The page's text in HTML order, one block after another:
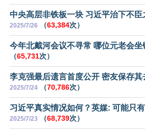
中央高层非铁板一块 习近平治下不臣
2025/7/26 （63,384次）
今年北戴河会议不寻常 哪位元老会坐
（65,731次）
李克强最后遗言首度公开 密友保存其
2025/7/24 （70,786次）
习近平真实情况如何？英媒: 可能只
2025/7/23 （68,739次）